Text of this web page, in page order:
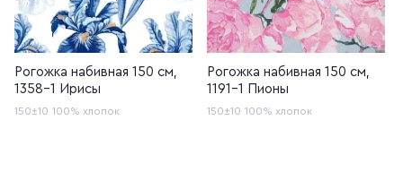
Рогожка набивная 150 см,
1358-1 Ирисы
150±10 100% хлопок
Рогожка набивная 150 см,
1191-1 Пионы
150±10 100% хлопок